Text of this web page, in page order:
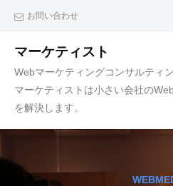
ッ
お問い合わせ
マーケティスト
Webマーケティングコンサルティ
マーケティストは小さい会社の
を解決します。